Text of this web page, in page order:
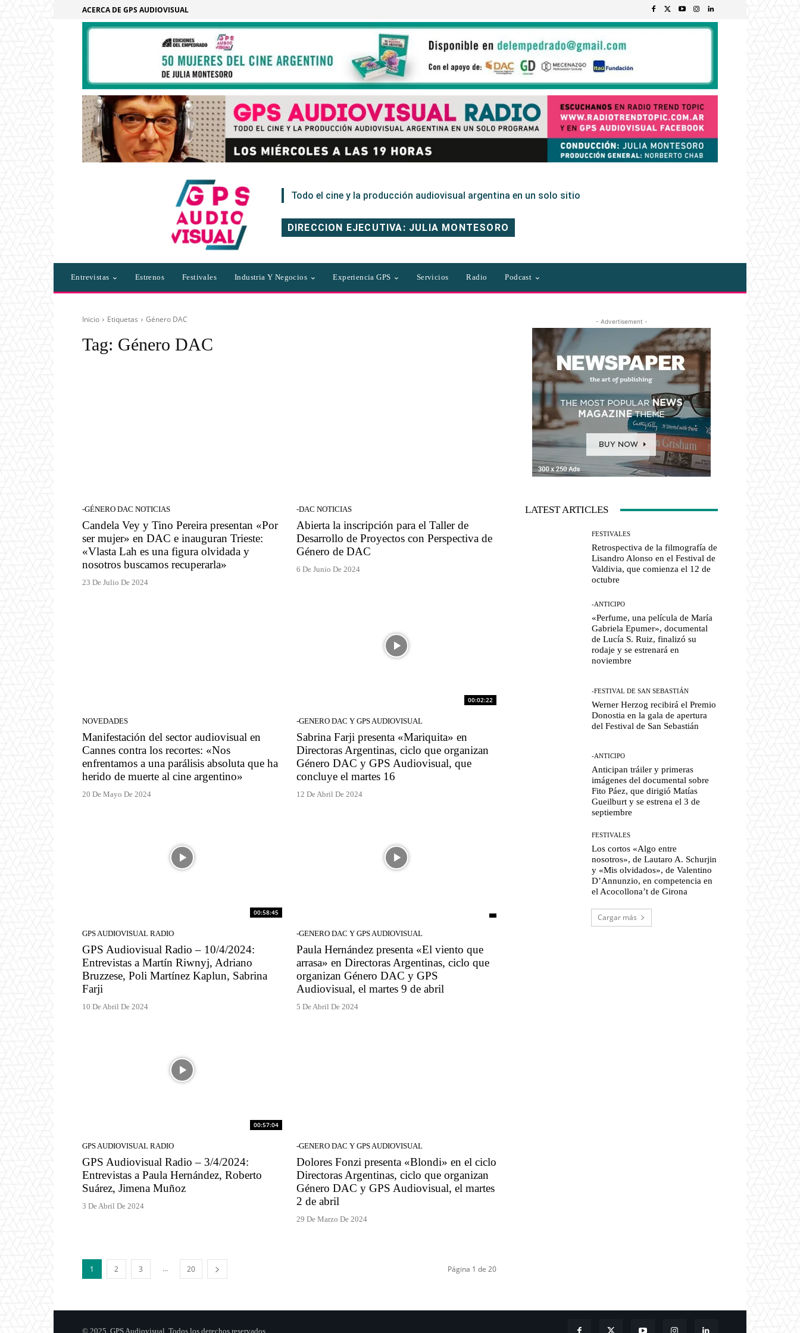
ACERCA DE GPS AUDIOVISUAL
Todo el cine y la producción audiovisual argentina en un solo sitio
DIRECCION EJECUTIVA: JULIA MONTESORO
Entrevistas Estrenos Festivales Industria Y Negocios Experiencia GPS Servicios Radio Podcast
Inicio Etiquetas Género DAC
Tag: Género DAC
-GÉNERO DAC NOTICIAS
Candela Vey y Tino Pereira presentan «Por
ser mujer» en DAC e inauguran Trieste:
«Vlasta Lah es una figura olvidada y
nosotros buscamos recuperarla»
23 De Julio De 2024
-DAC NOTICIAS
Abierta la inscripción para el Taller de
Desarrollo de Proyectos con Perspectiva de
Género de DAC
6 De Junio De 2024
NOVEDADES
Manifestación del sector audiovisual en
Cannes contra los recortes: «Nos
enfrentamos a una parálisis absoluta que ha
herido de muerte al cine argentino»
20 De Mayo De 2024
00:02:22
-GENERO DAC Y GPS AUDIOVISUAL
Sabrina Farji presenta «Mariquita» en
Directoras Argentinas, ciclo que organizan
Género DAC y GPS Audiovisual, que
concluye el martes 16
12 De Abril De 2024
00:58:45
GPS AUDIOVISUAL RADIO
GPS Audiovisual Radio – 10/4/2024:
Entrevistas a Martín Riwnyj, Adriano
Bruzzese, Poli Martínez Kaplun, Sabrina
Farji
10 De Abril De 2024
-GENERO DAC Y GPS AUDIOVISUAL
Paula Hernández presenta «El viento que
arrasa» en Directoras Argentinas, ciclo que
organizan Género DAC y GPS
Audiovisual, el martes 9 de abril
5 De Abril De 2024
00:57:04
GPS AUDIOVISUAL RADIO
GPS Audiovisual Radio – 3/4/2024:
Entrevistas a Paula Hernández, Roberto
Suárez, Jimena Muñoz
3 De Abril De 2024
-GENERO DAC Y GPS AUDIOVISUAL
Dolores Fonzi presenta «Blondi» en el ciclo
Directoras Argentinas, ciclo que organizan
Género DAC y GPS Audiovisual, el martes
2 de abril
29 De Marzo De 2024
1 2 3 ... 20 Página 1 de 20
- Advertisement -
LATEST ARTICLES
FESTIVALES
Retrospectiva de la filmografía de
Lisandro Alonso en el Festival de
Valdivia, que comienza el 12 de
octubre
-ANTICIPO
«Perfume, una película de María
Gabriela Epumer», documental
de Lucía S. Ruiz, finalizó su
rodaje y se estrenará en
noviembre
-FESTIVAL DE SAN SEBASTIÁN
Werner Herzog recibirá el Premio
Donostia en la gala de apertura
del Festival de San Sebastián
-ANTICIPO
Anticipan tráiler y primeras
imágenes del documental sobre
Fito Páez, que dirigió Matías
Gueilburt y se estrena el 3 de
septiembre
FESTIVALES
Los cortos «Algo entre
nosotros», de Lautaro A. Schurjin
y «Mis olvidados», de Valentino
D’Annunzio, en competencia en
el Acocollona’t de Girona
Cargar más
© 2025, GPS Audiovisual. Todos los derechos reservados.